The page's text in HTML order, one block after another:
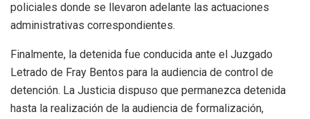
policiales donde se llevaron adelante las actuaciones
administrativas correspondientes.
Finalmente, la detenida fue conducida ante el Juzgado
Letrado de Fray Bentos para la audiencia de control de
detención. La Justicia dispuso que permanezca detenida
hasta la realización de la audiencia de formalización,